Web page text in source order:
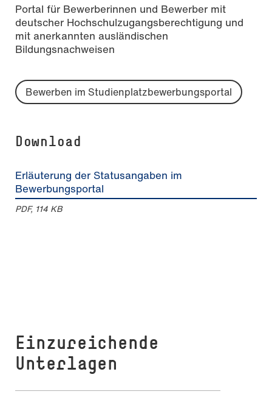
Portal für Bewerberinnen und Bewerber mit
deutscher Hochschulzugangsberechtigung und
mit anerkannten ausländischen
Bildungsnachweisen
Bewerben im Studienplatzbewerbungsportal
Download
Erläuterung der Statusangaben im
Bewerbungsportal
PDF, 114 KB
Einzureichende
Unterlagen